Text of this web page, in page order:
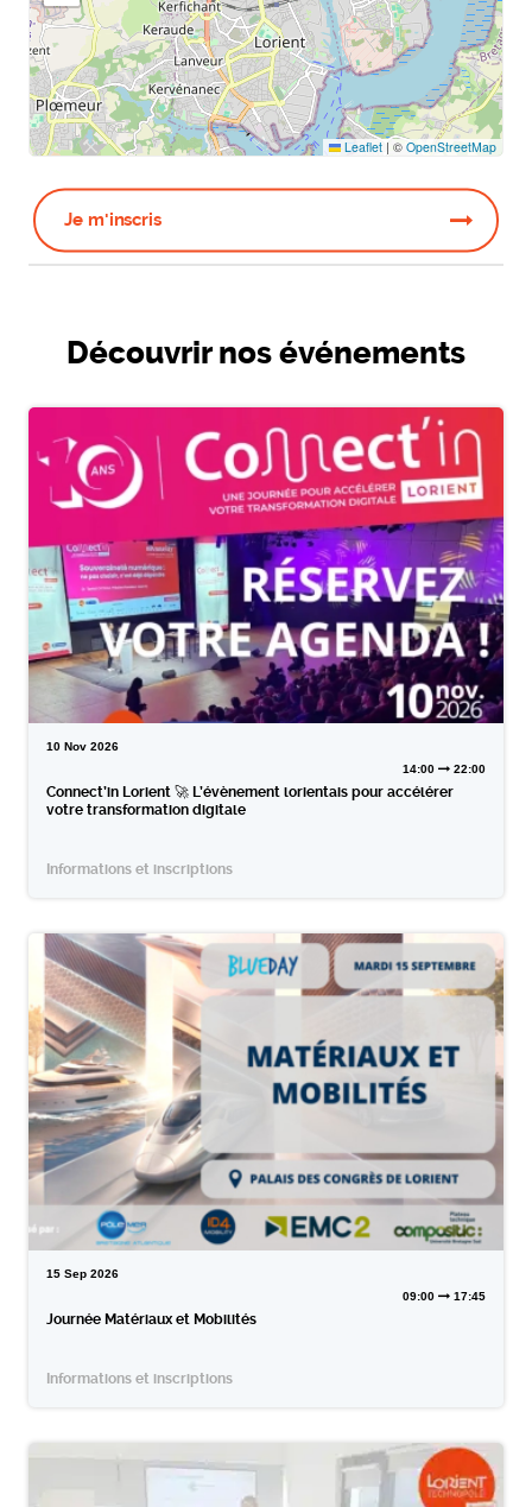
Leaflet | ©OpenStreetMap
Je m'inscris
Découvrir nos événements
10 Nov 2026
14:00
22:00
Connect’in Lorient 🚀 L’évènement lorientais pour accélérer
votre transformation digitale
Informations et inscriptions
15 Sep 2026
09:00
17:45
Journée Matériaux et Mobilités
Informations et inscriptions